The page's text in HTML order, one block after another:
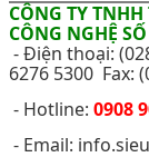
CÔNG TY
CÔNG NGHỆ SỐ
- Điện thoại:
6276 5300 Fax:
- Hotline: 0908
- Email: